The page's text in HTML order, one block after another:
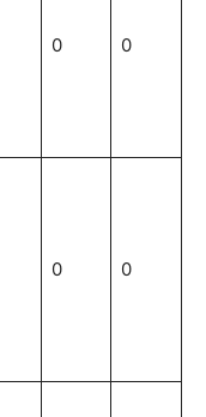
0 0
0 0